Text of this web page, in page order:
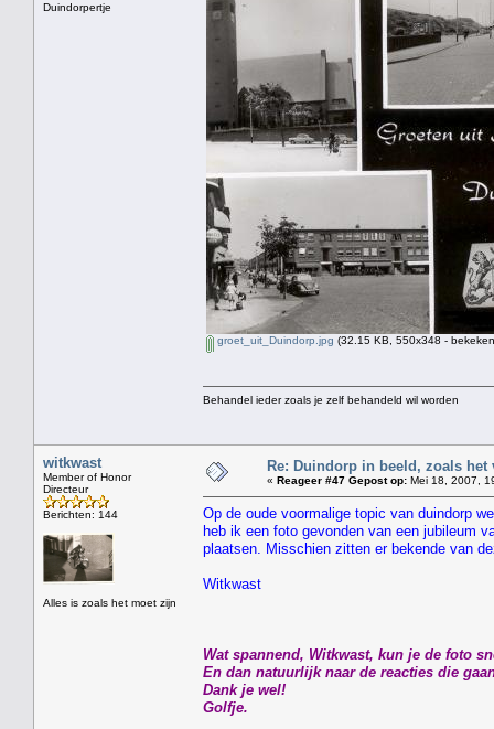
Duindorpertje
groet_uit_Duindorp.jpg (32.15 KB, 550x348 -
Behandel ieder zoals je zelf behandeld wil worden
witkwast
Member of Honor
Directeur
Berichten: 144
Alles is zoals het moet zijn
Re: Duindorp in beeld, zoals het
« Reageer #47 Gepost op: Mei 18, 2007,
Op de oude voormalige topic van duindorp
heb ik een foto gevonden van een jubileum
plaatsen. Misschien zitten er bekende van
Witkwast
Wat spannend, Witkwast, kun je de foto
En dan natuurlijk naar de reacties die
Dank je wel!
Golfje.